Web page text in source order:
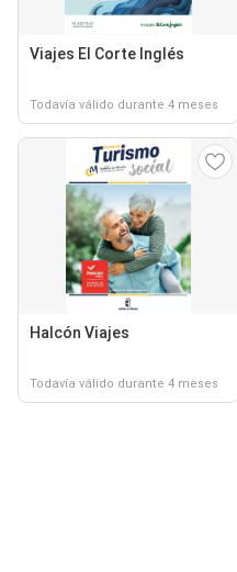
Viajes El Corte Inglés
Todavía válido durante 4 meses
Halcón Viajes
Todavía válido durante 4 meses